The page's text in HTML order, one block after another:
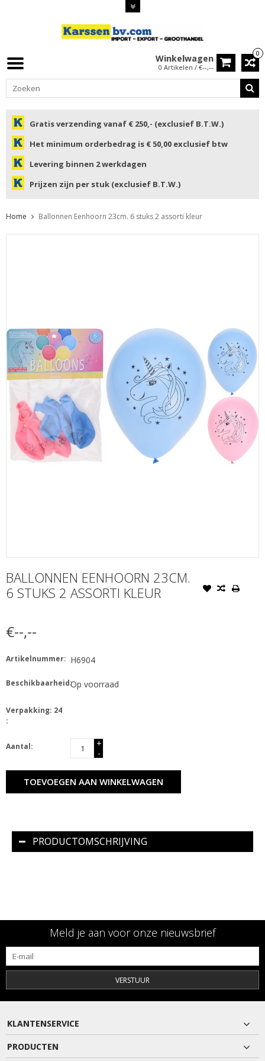
0
Winkelwagen
0 Artikelen / €--,--
Gratis verzending vanaf € 250,- (exclusief B.T.W.)
Het minimum orderbedrag is € 50,00 exclusief btw
Levering binnen 2 werkdagen
Prijzen zijn per stuk (exclusief B.T.W.)
Home Ballonnen Eenhoorn 23cm. 6 stuks 2 assorti kleur
BALLONNEN EENHOORN 23CM.
6 STUKS 2 ASSORTI KLEUR
€--,--
Artikelnummer: H6904
Beschikbaarheid:Op voorraad
Verpakking: 24
:
Aantal:
+
-
TOEVOEGEN AAN WINKELWAGEN
PRODUCTOMSCHRIJVING
Meld je aan voor onze nieuwsbrief
VERSTUUR
KLANTENSERVICE
PRODUCTEN